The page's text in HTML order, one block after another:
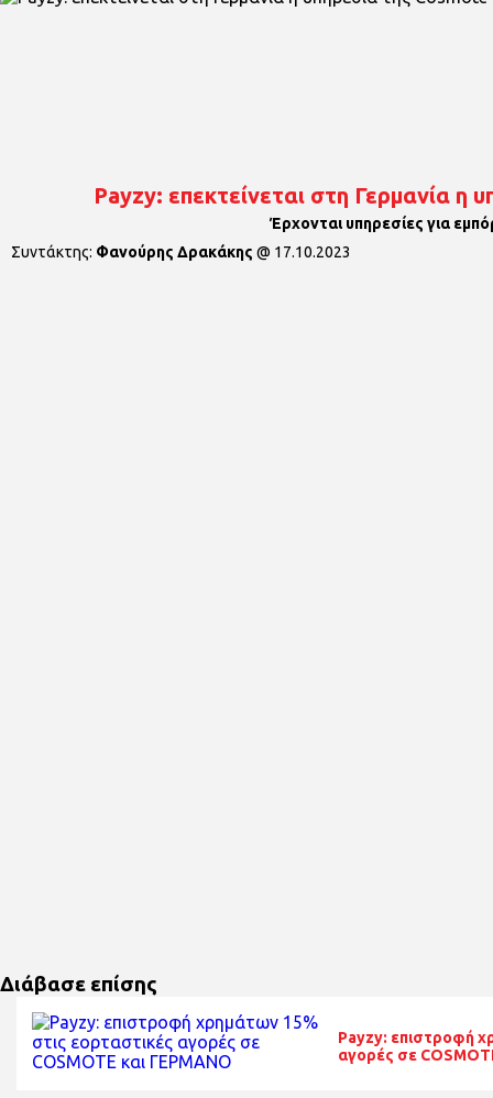
Payzy: επεκτείνεται στη Γερμανία η
Έρχονται υπηρεσίες για
Συντάκτης: Φανούρης Δρακάκης @ 17.10.2023
Διάβασε επίσης
Payzy: επιστροφή
αγορές σε